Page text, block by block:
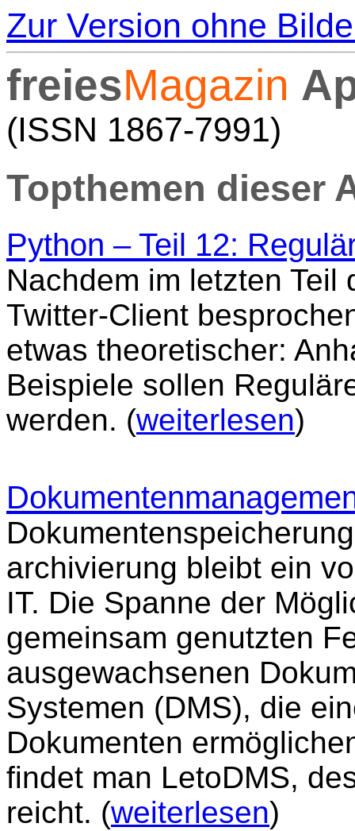
Zur Version ohne
freiesMagazin
(ISSN 1867-7991)
Topthemen dieser
Python – Teil 12:
Nachdem im letzten
Twitter-Client
etwas theoretischer:
Beispiele sollen
werden. (weiterlesen)
archivierung bleibt ein
IT. Die Spanne der
gemeinsam genutzten
ausgewachsenen
Systemen (DMS), die
Dokumenten
findet man LetoDMS,
reicht. (weiterlesen)